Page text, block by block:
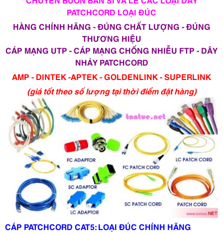
PATCHCORD LOẠI ĐÚC
HÀNG CHÍNH HÃNG - ĐÚNG CHẤT LƯỢNG - ĐÚNG
THƯƠNG HIỆU
CÁP MẠNG UTP - CÁP MẠNG CHỐNG NHIỄU FTP - DÂY
NHẢY PATCHCORD
AMP - DINTEK -APTEK - GOLDENLINK - SUPERLINK
(giá tốt theo số lượng tại thời điểm đặt hàng)
CÁP PATCHCORD CAT5: LOẠI ĐÚC CHÍNH HÃNG